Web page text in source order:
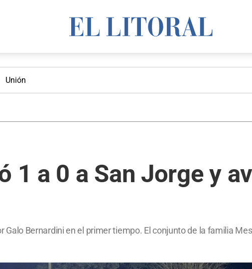
Unión
1 a 0 a San Jorge y
Galo Bernardini en el primer tiempo. El conjunto de la familia